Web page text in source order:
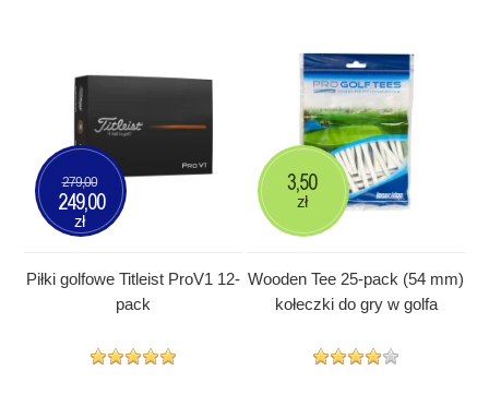
Piłki golfowe Titleist ProV1 12-
pack
279,00
249,00
zł
Wooden Tee 25-pack (54 mm)
kołeczki do gry w golfa
3,50
zł